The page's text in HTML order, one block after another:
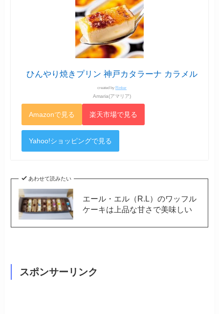
ひんやり焼きプリン 神戸カタラーナ カラメル
created by Rinker
Amaria(アマリア)
Amazonで見る 楽天市場で見る
Yahoo!ショッピングで見る
あわせて読みたい
エール・エル（R.L）のワッフル
ケーキは上品な甘さで美味しい
スポンサーリンク